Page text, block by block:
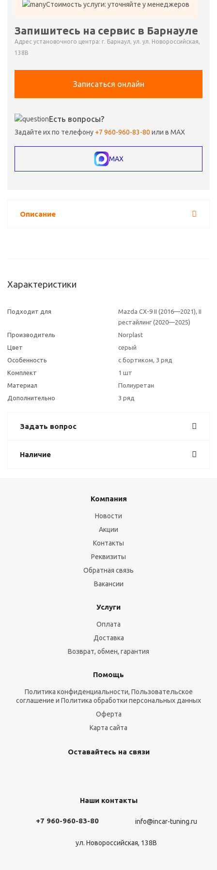
Стоимость услуги: уточняйте у менеджеров
Запишитесь на сервис в Барнауле
Адрес установочного центра: г. Барнаул, ул. ул. Новороссийская,
138В
Записаться онлайн
Есть вопросы?
Задайте их по телефону +7 960-960-83-80 или в MAX
MAX
Описание
Характеристики
Подходит для
Mazda CX-9 II (2016—2021), II
рестайлинг (2020—2025)
Производитель
Norplast
Цвет
серый
Особенность
с бортиком, 3 ряд
Комплект
1 шт
Материал
Полиуретан
Дополнительно
3 ряд
Задать вопрос
Наличие
Компания
Новости
Акции
Контакты
Реквизиты
Обратная связь
Вакансии
Услуги
Оплата
Доставка
Возврат, обмен, гарантия
Помощь
Политика конфиденциальности, Пользовательское
соглашение и Политика обработки персональных данных
Оферта
Карта сайта
Оставайтесь на связи
Наши контакты
+7 960-960-83-80 info@incar-tuning.ru
ул. Новороссийская, 138В